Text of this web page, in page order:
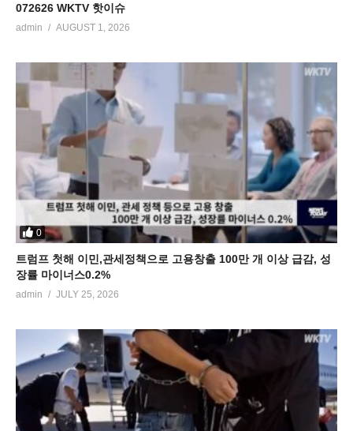
072626 WKTV 핫이슈
admin AUGUST 1, 2026
0
트럼프 첫해 이민,관세정책으로 고용창출 100만 개 이상 급감, 성
장률 마이너스0.2%
admin JULY 25, 2026